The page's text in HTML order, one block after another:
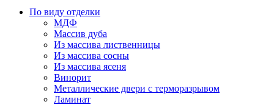
По виду отделки
МДФ
Массив дуба
Из массива лиственницы
Из массива сосны
Из массива ясеня
Винорит
Металлические двери с терморазрывом
Ламинат